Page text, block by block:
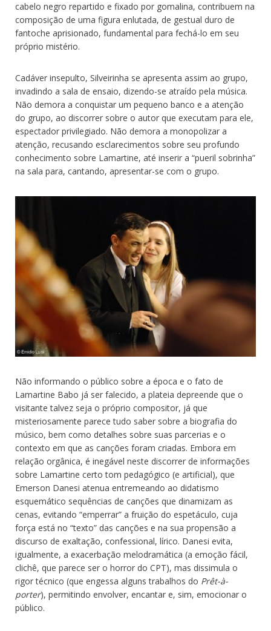
cabelo negro repartido e fixado por gomalina, contribuem na
composição de uma figura enlutada, de gestual duro de
fantoche aprisionado, fundamental para fechá-lo em seu
próprio mistério.
Cadáver insepulto, Silveirinha se apresenta assim ao grupo,
invadindo a sala de ensaio, dizendo-se atraído pela música.
Não demora a conquistar um pequeno banco e a atenção
do grupo, ao discorrer sobre o autor que executam para ele,
espectador privilegiado. Não demora a monopolizar a
atenção, recusando esclarecimentos sobre seu profundo
conhecimento sobre Lamartine, até inserir a “pueril sobrinha”
na sala para, cantando, apresentar-se com o grupo.
Não informando o público sobre a época e o fato de
Lamartine Babo já ser falecido, a plateia depreende que o
visitante talvez seja o próprio compositor, já que
misteriosamente parece tudo saber sobre a biografia do
músico, bem como detalhes sobre suas parcerias e o
contexto em que as canções foram criadas. Embora em
relação orgânica, é inegável neste discorrer de informações
sobre Lamartine certo tom pedagógico (e artificial), que
Emerson Danesi atenua entremeando ao didatismo
esquemático sequências de canções que dinamizam as
cenas, evitando “emperrar” a fruição do espetáculo, cuja
força está no “texto” das canções e na sua propensão a
discurso de exaltação, confessional, lírico. Danesi evita,
igualmente, a exacerbação melodramática (a emoção fácil,
clichê, que parece ser o horror do CPT), mas dissimula o
rigor técnico (que engessa alguns trabalhos do Prêt-à-
porter), permitindo envolver, encantar e, sim, emocionar o
público.